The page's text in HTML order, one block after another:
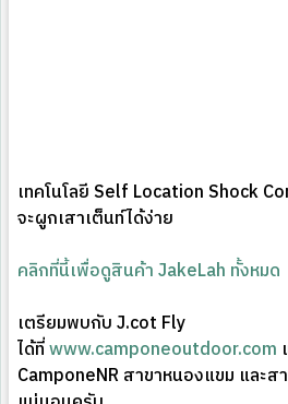
เทคโนโลยี Self Location Shock
จะผูกเสาเต็นท์ได้ง่าย
คลิกที่นี้เพื่อดูสินค้า JakeLah ทั้งหมด
เตรียมพบกับ J.cot Fly
ได้ที่www.camponeoutdoor.com
CamponeNR สาขาหนองแขม และ